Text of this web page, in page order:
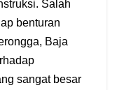
Salah
benturan
Baja
sangat besar